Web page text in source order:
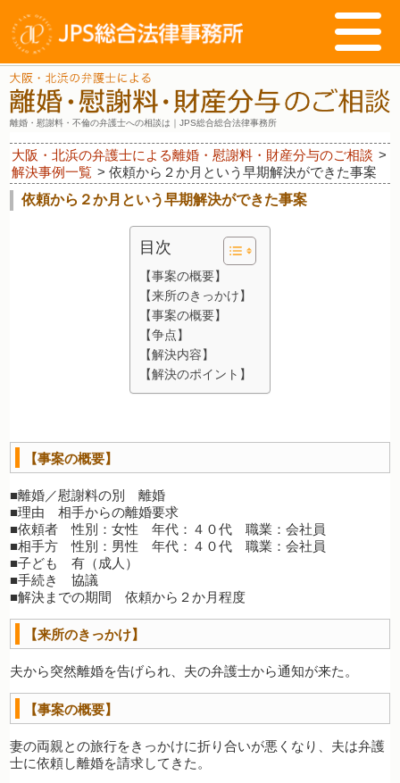
離婚・慰謝料・不倫の弁護士への相談は｜JPS総合総合法律事務所
大阪・北浜の弁護士による離婚・慰謝料・財産分与のご相談 >
解決事例一覧 >依頼から２か月という早期解決ができた事案
依頼から２か月という早期解決ができた事案
目次
【事案の概要】
【来所のきっかけ】
【事案の概要】
【争点】
【解決内容】
【解決のポイント】
【事案の概要】
■離婚／慰謝料の別 離婚
■理由 相手からの離婚要求
■依頼者 性別：女性 年代：４０代 職業：会社員
■相手方 性別：男性 年代：４０代 職業：会社員
■子ども 有（成人）
■手続き 協議
■解決までの期間 依頼から２か月程度
【来所のきっかけ】
夫から突然離婚を告げられ、夫の弁護士から通知が来た。
【事案の概要】
妻の両親との旅行をきっかけに折り合いが悪くなり、夫は弁護
士に依頼し離婚を請求してきた。